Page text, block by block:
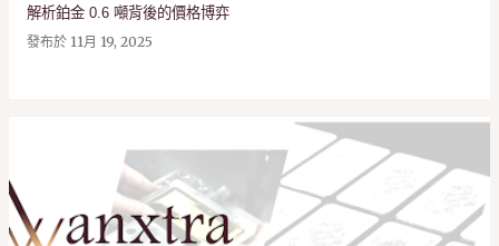
解析鉑金 0.6 噸背後的價格博弈
發布於 11月 19, 2025